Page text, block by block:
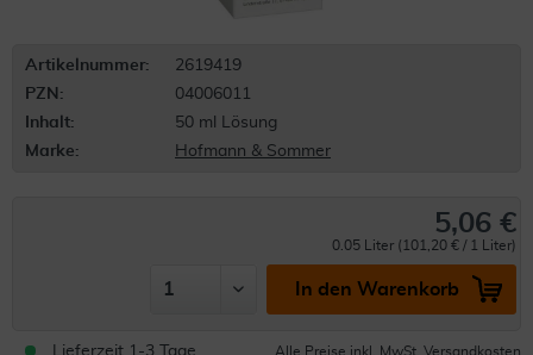
Artikelnummer:
2619419
PZN:
04006011
Inhalt:
50 ml Lösung
Marke:
Hofmann & Sommer
5,06 €
0.05 Liter (101,20 € / 1 Liter)
In den Warenkorb
Lieferzeit 1-3 Tage Alle Preise inkl. MwSt. Versandkosten